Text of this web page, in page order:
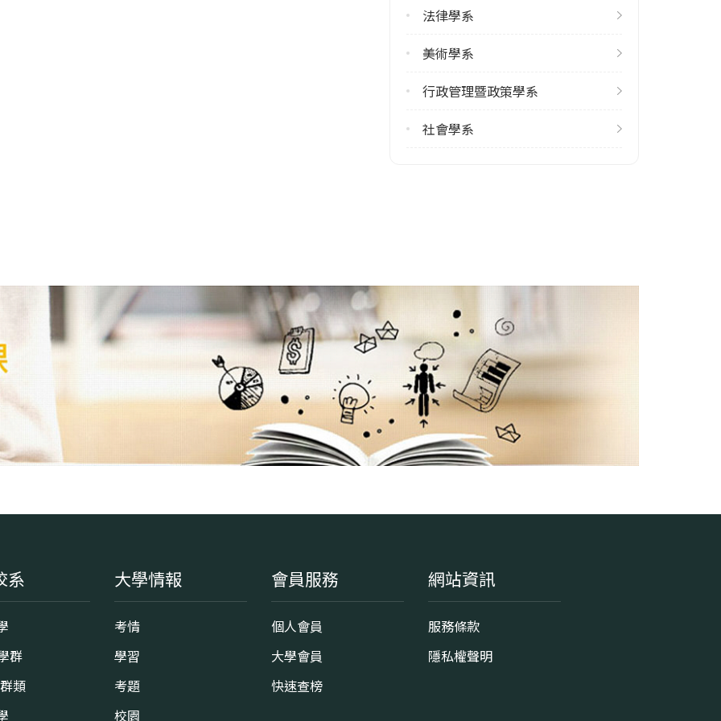
修輔系人數
113學年度上學期
13
15
雙主修人數
(04)23590121 #35800
學系地址
臺中市西屯區臺灣大道四段1727
號
法律學系
美術學系
行政管理暨政策學系
社會學系
系
群
類
大學情報
考情
學習
考題
校園
會員服務
個人會員
大學會員
快速查榜
網站資訊
服務條款
隱私權聲明